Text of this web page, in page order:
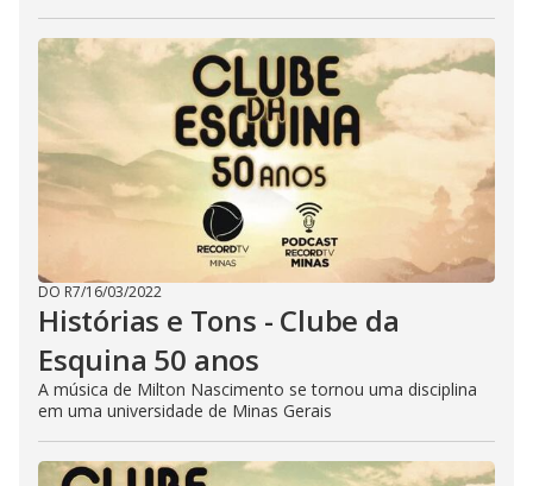
DO R7/16/03/2022
Histórias e Tons - Clube da
Esquina 50 anos
A música de Milton Nascimento se tornou uma disciplina
em uma universidade de Minas Gerais